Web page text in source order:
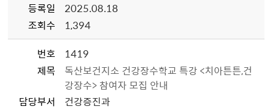
등록일
2025.08.18
조회수
1,394
번호
1419
제목
독산보건지소 건강장수학교 특강 <치아튼튼,건
강장수> 참여자 모집 안내
담당부서
건강증진과